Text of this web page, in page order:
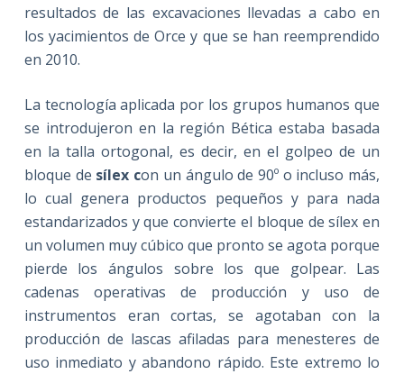
resultados de las excavaciones llevadas a cabo en
los yacimientos de Orce y que se han reemprendido
en 2010.
La tecnología aplicada por los grupos humanos que
se introdujeron en la región Bética estaba basada
en la talla ortogonal, es decir, en el golpeo de un
bloque de sílex con un ángulo de 90º o incluso más,
lo cual genera productos pequeños y para nada
estandarizados y que convierte el bloque de sílex en
un volumen muy cúbico que pronto se agota porque
pierde los ángulos sobre los que golpear. Las
cadenas operativas de producción y uso de
instrumentos eran cortas, se agotaban con la
producción de lascas afiladas para menesteres de
uso inmediato y abandono rápido. Este extremo lo